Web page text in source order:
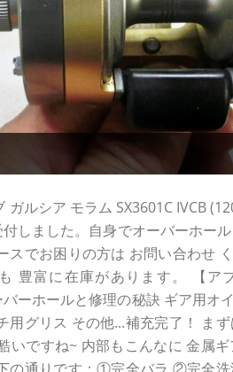
ルシア モラム SX3601C IVCB
しました。自身でオーバーホー
スでお困りの方は お問い合わせ
豊富に在庫があります。 【ア
ーホールと修理の秘訣 ギア用オ
グリス その他...補充完了！ ま
いですね~ 内部もこんなに 金属